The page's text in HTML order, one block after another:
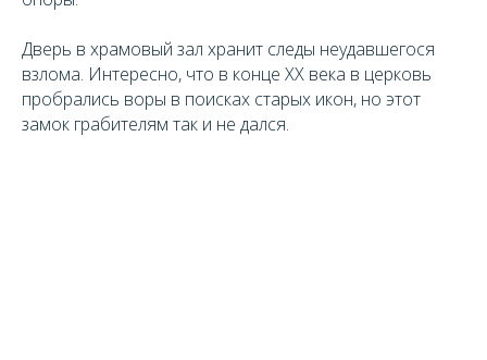
Дверь в храмовый зал хранит следы неудавшегося
взлома. Интересно, что в конце XX века в церковь
пробрались воры в поисках старых икон, но этот
замок грабителям так и не дался.